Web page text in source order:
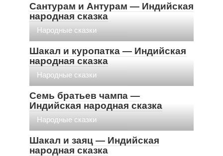
Сантурам и Антурам — Индийская
народная сказка
Народные сказки
Шакал и куропатка — Индийская
народная сказка
Народные сказки
Семь братьев чампа —
Индийская народная сказка
Народные сказки
Шакал и заяц — Индийская
народная сказка